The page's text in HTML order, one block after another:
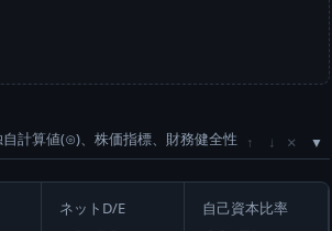
自計算値(⊙)、株価指標、財務健全性 ↑ ↓ ×
ネットD/E 自己資本比率